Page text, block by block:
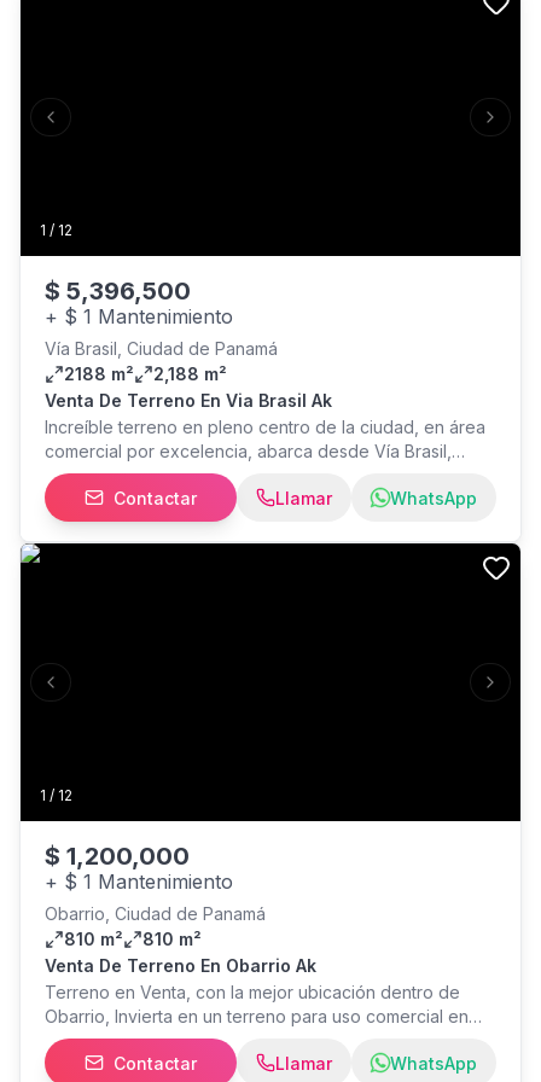
1 / 12
Previous slide Next
$ 5,396,500
+ $ 1 Mantenimiento
Vía Brasil, Ciudad de Panamá
2188 m²
2,188 m²
Venta De Terreno En Via Brasil Ak
Increíble terreno en pleno centro de la ciudad, en área
comercial por excelencia, abarca desde Vía Brasil,
Obarrio y Bella vista, que comunica con las vías
principales, que permite visualizar un Mega Proyecto.
Actualmente todo esta alquilado, generando renta,
acorde con los ingresos del mercado. CP26-3616
Contactar Llamar WhatsApp
1 / 12
Previous slide Next
$ 1,200,000
+ $ 1 Mantenimiento
Obarrio, Ciudad de Panamá
810 m²
810 m²
Venta De Terreno En Obarrio Ak
Terreno en Venta, con la mejor ubicación dentro de
Obarrio, Invierta en un terreno para uso comercial en
unos de los sectores más concurridos de la Ciudad. Con
la mejor ubicación dentro de Obarrio cerca de todo y
Contactar Llamar WhatsApp